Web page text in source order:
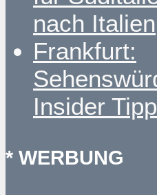
nach Italien
Frankfurt:
Insider
* WERBUNG